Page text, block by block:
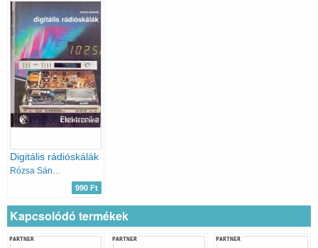
Digitális rádióskálák
Rózsa Sándor
990 Ft
Kapcsolódó termékek
PARTNER PARTNER PARTNER